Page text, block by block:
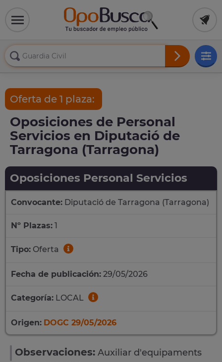
Oferta de 1 plaza:
Oposiciones de Personal
Servicios en Diputació de
Tarragona (Tarragona)
Oposiciones Personal Servicios
Convocante: Diputació de Tarragona (Tarragona)
Nº Plazas: 1
Tipo: Oferta
Fecha de publicación: 29/05/2026
Categoría: LOCAL
Origen: DOGC 29/05/2026
Observaciones: Auxiliar d'equipaments